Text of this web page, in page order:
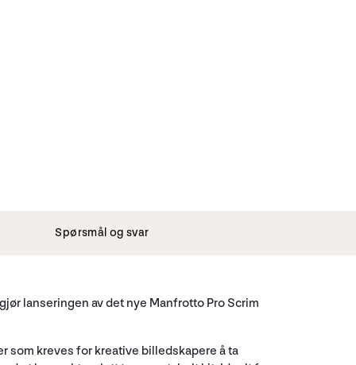
Spørsmål og svar
lanseringen av det nye Manfrotto Pro Scrim
som kreves for kreative billedskapere å ta